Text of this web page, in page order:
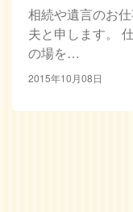
相続や遺言のお
夫と申します。
の場を…
2015年10月08日